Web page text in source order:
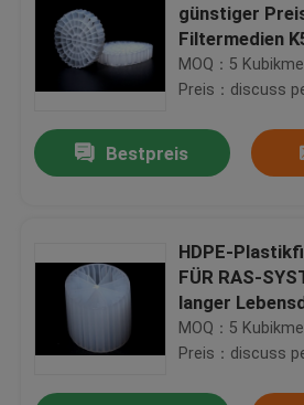
günstiger
Filtermedien
MOQ：5
Preis：discuss
Bestpreis
HDPE-
FÜR RAS-
langer
MOQ：5
Preis：discuss